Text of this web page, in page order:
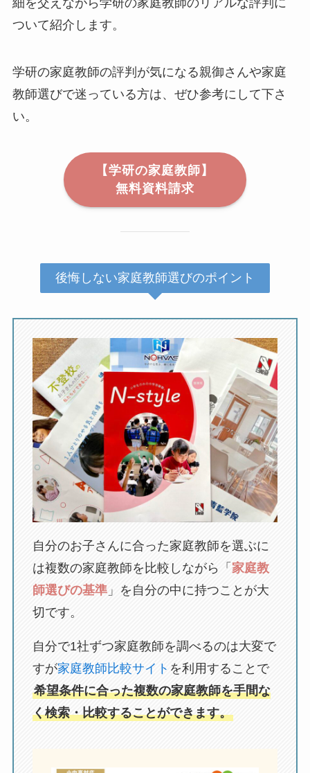
細を交えながら学研の家庭教師のリアルな評判に
ついて紹介します。
学研の家庭教師の評判が気になる親御さんや家庭
教師選びで迷っている方は、ぜひ参考にして下さ
い。
【学研の家庭教師】
無料資料請求
後悔しない家庭教師選びのポイント
自分のお子さんに合った家庭教師を選ぶに
は複数の家庭教師を比較しながら「 家庭教
師選びの基準」を自分の中に持つことが大
切です。
自分で1社ずつ家庭教師を調べるのは大変で
すが家庭教師比較サイト を利用することで
希望条件に合った複数の家庭教師を手間な
く検索・比較することができます。